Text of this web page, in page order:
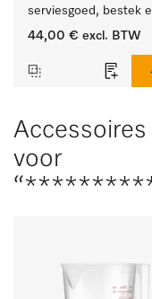
serviesgoed, bestek
ideaal voor glazen.
44,00 € excl. BTW
Accessoires
voor